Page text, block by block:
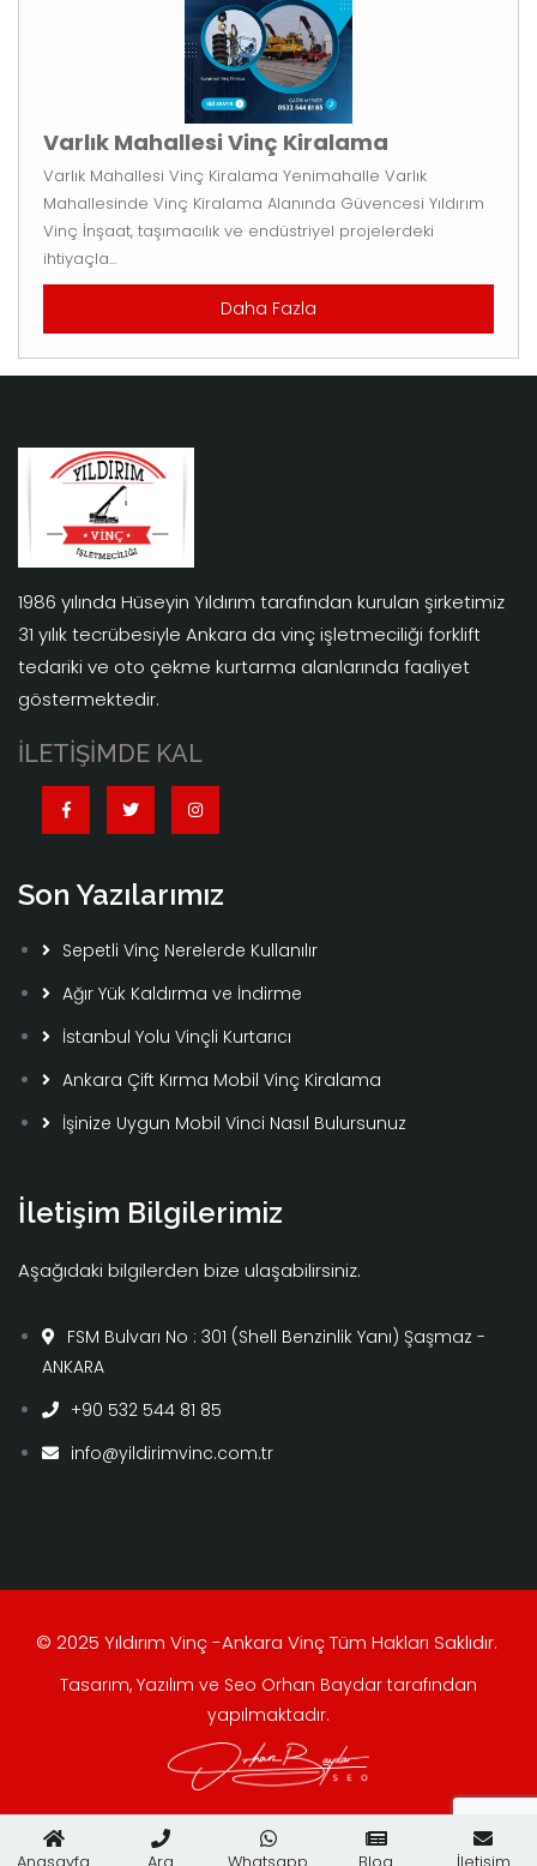
Varlık Mahallesi Vinç Kiralama
Varlık Mahallesi Vinç Kiralama Yenimahalle Varlık
Mahallesinde Vinç Kiralama Alanında Güvencesi Yıldırım
Vinç İnşaat, taşımacılık ve endüstriyel projelerdeki
ihtiyaçla...
Daha Fazla
1986 yılında Hüseyin Yıldırım tarafından kurulan şirketimiz
31 yılık tecrübesiyle Ankara da vinç işletmeciliği forklift
tedariki ve oto çekme kurtarma alanlarında faaliyet
göstermektedir.
İLETİŞİMDE KAL
Son Yazılarımız
Sepetli Vinç Nerelerde Kullanılır
Ağır Yük Kaldırma ve İndirme
İstanbul Yolu Vinçli Kurtarıcı
Ankara Çift Kırma Mobil Vinç Kiralama
İşinize Uygun Mobil Vinci Nasıl Bulursunuz
İletişim Bilgilerimiz
Aşağıdaki bilgilerden bize ulaşabilirsiniz.
FSM Bulvarı No : 301 (Shell Benzinlik Yanı) Şaşmaz -
ANKARA
+90 532 544 81 85
info@yildirimvinc.com.tr
© 2025 Yıldırım Vinç -Ankara Vinç Tüm Hakları Saklıdır.
Tasarım, Yazılım ve Seo Orhan Baydar tarafından
yapılmaktadır.